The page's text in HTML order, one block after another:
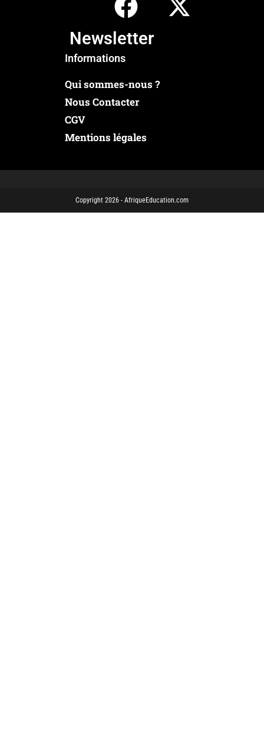
Newsletter
Informations
Qui sommes-nous ?
Nous Contacter
CGV
Mentions légales
Copyright 2026 - AfriqueEducation.com